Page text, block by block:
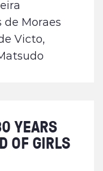
de Moraes
Victo,
YEARS
OF GIRLS